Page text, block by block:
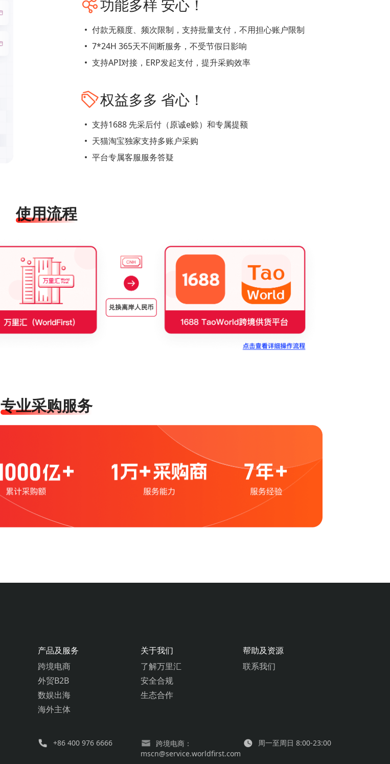
功能多样 安心！
付款无额度、频次限制，支持批量支付，不用担心账户限制
7*24H 365天不间断服务，不受节假日影响
支持API对接，ERP发起支付，提升采购效率
权益多多 省心！
支持1688 先采后付（原诚e赊）和专属提额
天猫淘宝独家支持多账户采购
平台专属客服服务答疑
使用流程
专业采购服务
产品及服务
跨境电商
外贸B2B
数娱出海
海外主体
关于我们
了解万里汇
安全合规
生态合作
帮助及资源
联系我们
+86 400 976 6666
跨境电商：
mscn@service.worldfirst.com
周一至周日 8:00-23:00